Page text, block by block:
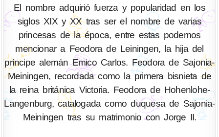
El nombre adquirió fuerza y popularidad en los
siglos XIX y XX tras ser el nombre de varias
princesas de la época, entre estas podemos
mencionar a Feodora de Leiningen, la hija del
príncipe alemán Emico Carlos. Feodora de Sajonia-
Meiningen, recordada como la primera bisnieta de
la reina británica Victoria. Feodora de Hohenlohe-
Langenburg, catalogada como duquesa de Sajonia-
Meiningen tras su matrimonio con Jorge II.